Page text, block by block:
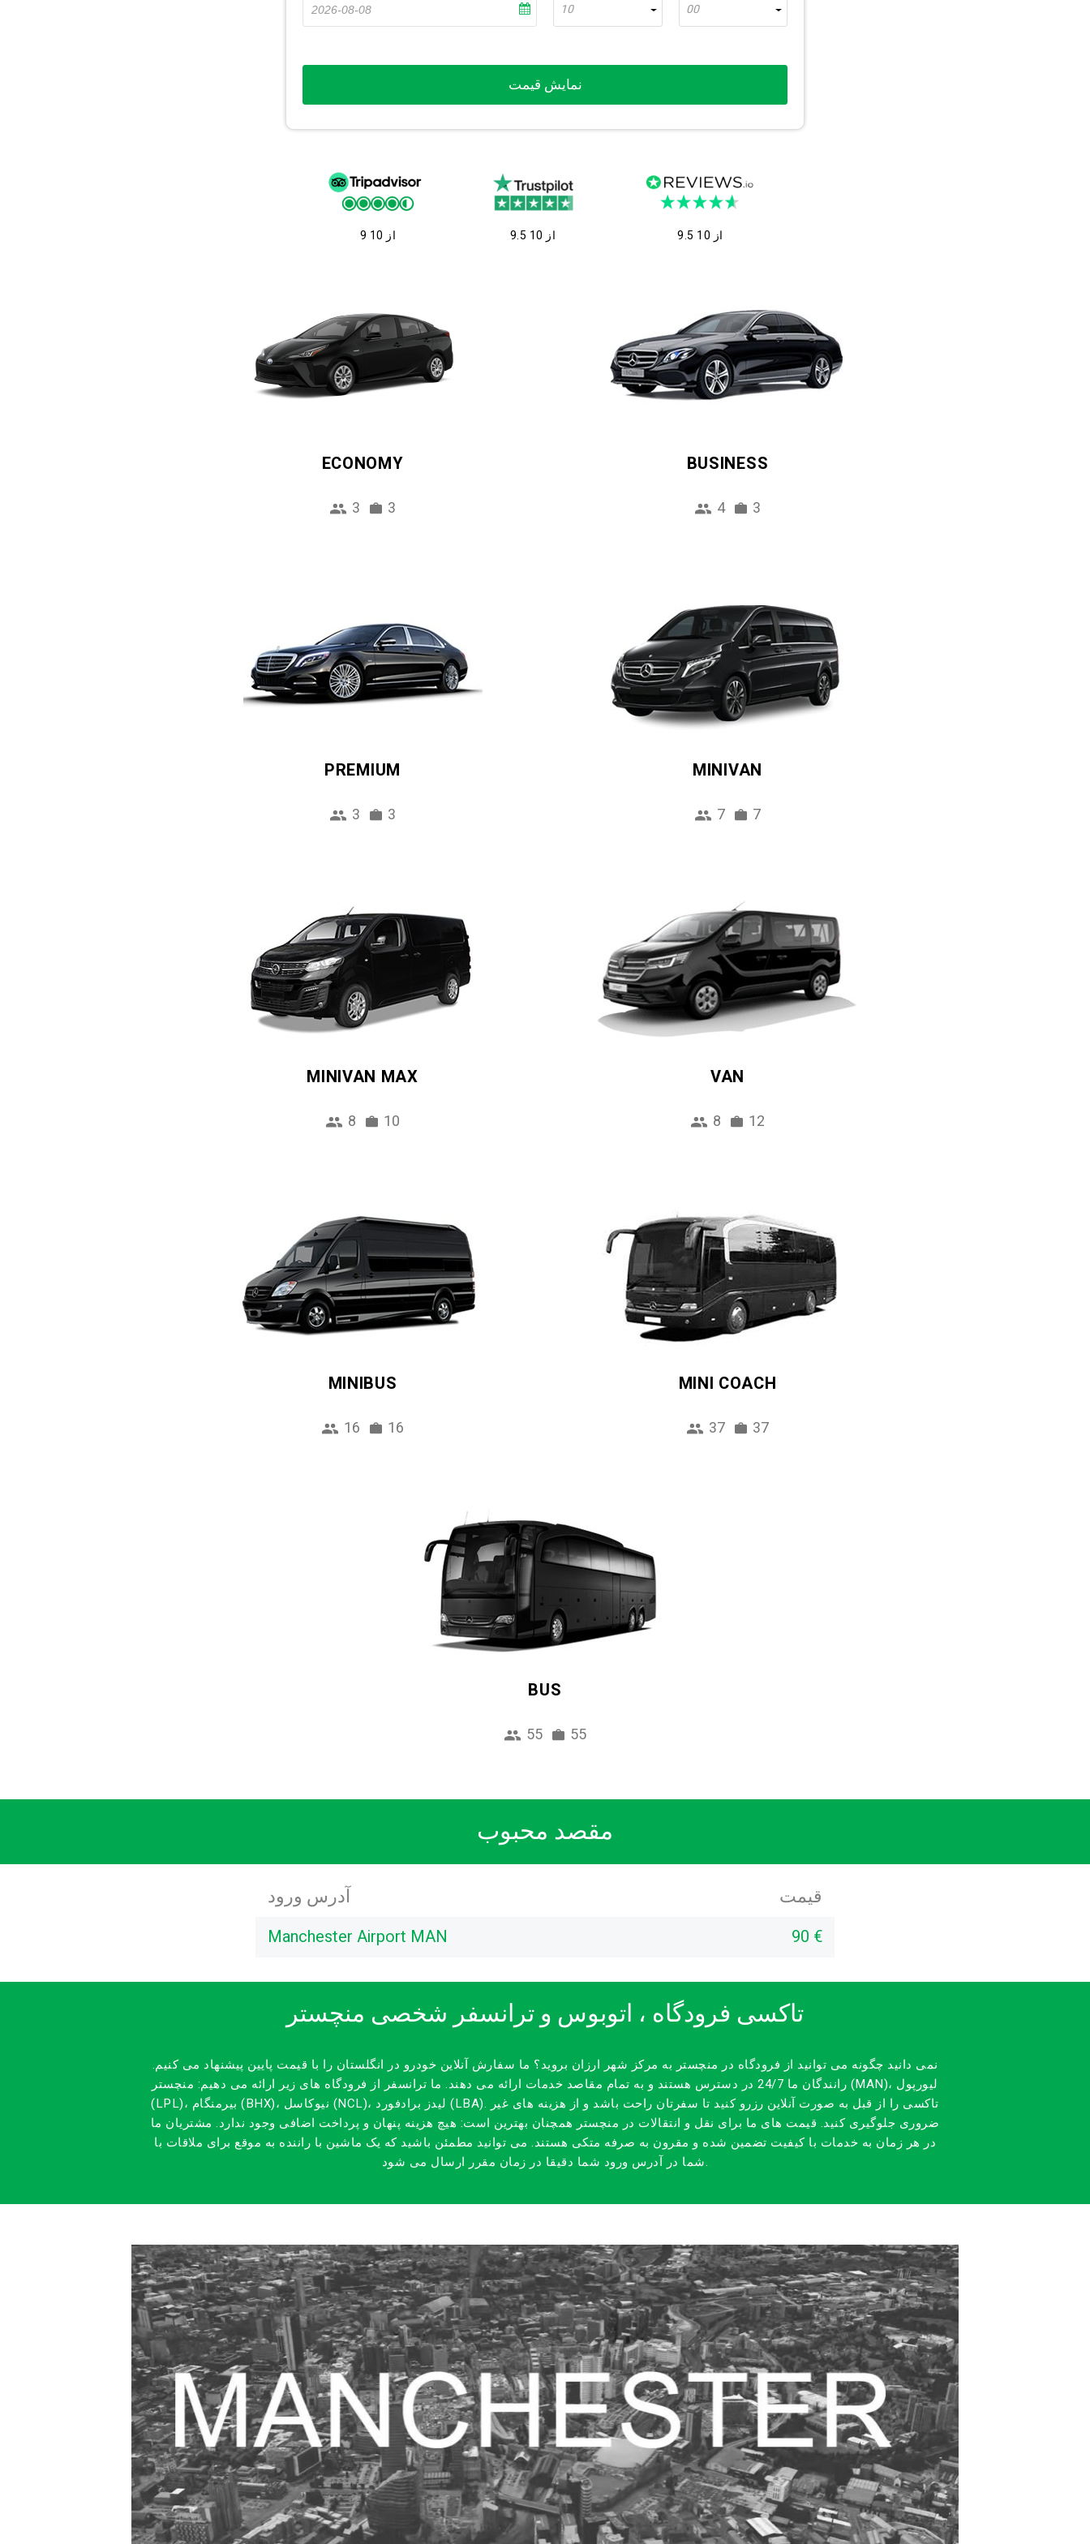
10 00
نمایش قیمت
9 از 10 9.5 از 10 9.5 از 10
ECONOMY
3 3
BUSINESS
4 3
PREMIUM
3 3
MINIVAN
7 7
MINIVAN MAX
8 10
VAN
8 12
MINIBUS
16 16
MINI COACH
37 37
BUS
55 55
مقصد محبوب
آدرس ورود قیمت
Manchester Airport MAN 90 €
تاکسی فرودگاه ، اتوبوس و ترانسفر شخصی منچستر
نمی دانید چگونه می توانید از فرودگاه در منچستر به مرکز شهر ارزان بروید؟ ما سفارش آنلاین خودرو در انگلستان را با قیمت پایین پیشنهاد می کنیم.
رانندگان ما 24/7 در دسترس هستند و به تمام مقاصد خدمات ارائه می دهند. ما ترانسفر از فرودگاه های زیر ارائه می دهیم: منچستر (MAN)، لیورپول
(LPL)، بیرمنگام (BHX)، نیوکاسل (NCL)، لیدز برادفورد (LBA). تاکسی را از قبل به صورت آنلاین رزرو کنید تا سفرتان راحت باشد و از هزینه های غیر
ضروری جلوگیری کنید. قیمت های ما برای نقل و انتقالات در منچستر همچنان بهترین است: هیچ هزینه پنهان و پرداخت اضافی وجود ندارد. مشتریان ما
در هر زمان به خدمات با کیفیت تضمین شده و مقرون به صرفه متکی هستند. می توانید مطمئن باشید که یک ماشین با راننده به موقع برای ملاقات با
شما در آدرس ورود شما دقیقا در زمان مقرر ارسال می شود.